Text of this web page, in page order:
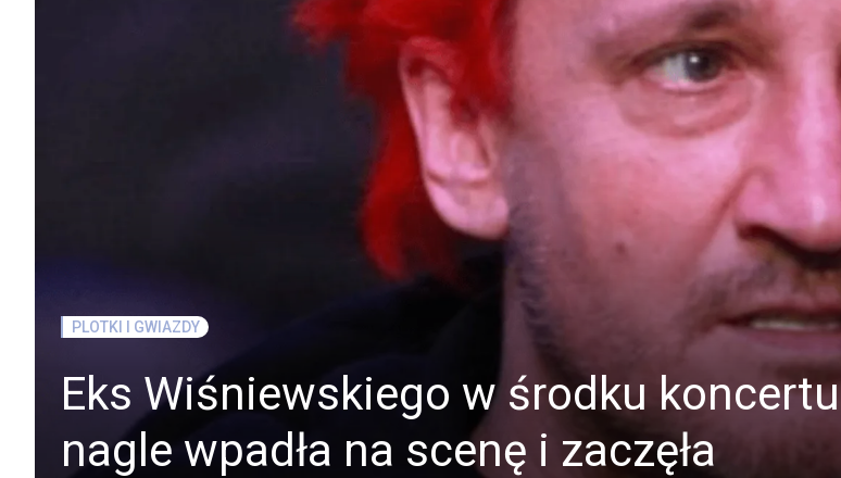
PLOTKI I GWIAZDY
Eks Wiśniewskiego w środku koncertu
nagle wpadła na scenę i zaczęła